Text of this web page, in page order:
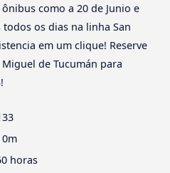
como a 20 de Junio e
os dias na linha San
em um clique! Reserve
de Tucumán para
0m
horas